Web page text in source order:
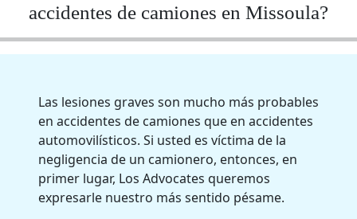
accidentes de camiones en Missoula?
Las lesiones graves son mucho más probables
en accidentes de camiones que en accidentes
automovilísticos. Si usted es víctima de la
negligencia de un camionero, entonces, en
primer lugar, Los Advocates queremos
expresarle nuestro más sentido pésame.